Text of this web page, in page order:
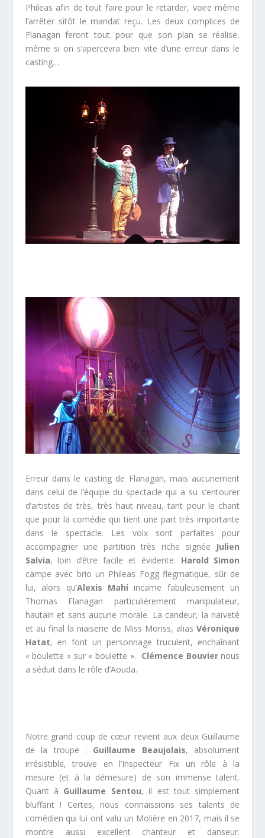
Phileas afin de tout faire pour le retarder, voire même
l’arrêter sitôt le mandat reçu. Les deux complices de
Flanagan feront tout pour que son plan se réalise,
même si on s’apercevra bien vite d’une erreur dans le
casting…
Erreur dans le casting de Flanagan, mais aucunement
dans celui de l’équipe du spectacle qui a su s’entourer
d’artistes de très, très haut niveau, tant pour le chant
que pour la comédie qui tient une part très importante
dans le spectacle. Les voix sont parfaites pour
accompagner une partition très riche signée Julien
Salvia, loin d’être facile et évidente. Harold Simon
campe avec brio un Phileas Fogg flegmatique, sûr de
lui, alors qu’Alexis Mahi incarne fabuleusement un
Thomas Flanagan particulièrement manipulateur,
hautain et sans aucune morale. La candeur, la naïveté
et au final la niaiserie de Miss Moriss, aliasVéronique
Hatat, en font un personnage truculent, enchaînant
« boulette » sur « boulette ». Clémence Bouviernous
a séduit dans le rôle d’Aouda.
Notre grand coup de cœur revient aux deux Guillaume
de la troupe : Guillaume Beaujolais, absolument
irrésistible, trouve en l’Inspecteur Fix un rôle à la
mesure (et à la démesure) de son immense talent.
Quant à Guillaume Sentou, il est tout simplement
bluffant ! Certes, nous connaissions ses talents de
comédien qui lui ont valu un Molière en 2017, mais il se
montre aussi excellent chanteur et danseur.